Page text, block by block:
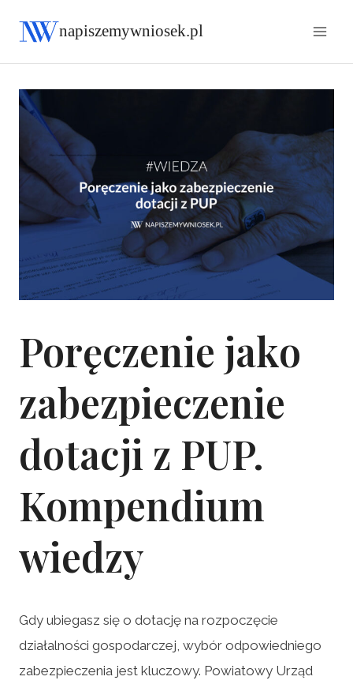
napiszemywniosek.pl
Poręczenie jako
zabezpieczenie
dotacji z PUP.
Kompendium
wiedzy
Gdy ubiegasz się o dotację na rozpoczęcie
działalności gospodarczej, wybór odpowiedniego
zabezpieczenia jest kluczowy. Powiatowy Urząd